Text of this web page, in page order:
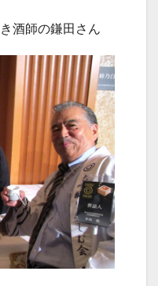
酒師の鎌田さん